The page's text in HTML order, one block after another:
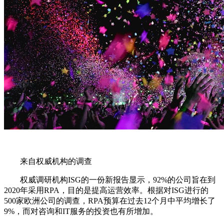
来自权威机构的调查
权威调研机构ISG的一份新报告显示，92%的公司旨在到
2020年采用RPA，目的是提高运营效率。根据对ISG进行的
500家欧洲公司的调查，RPA预算在过去12个月中平均增长了
9%，而对咨询和IT服务的投资也有所增加。